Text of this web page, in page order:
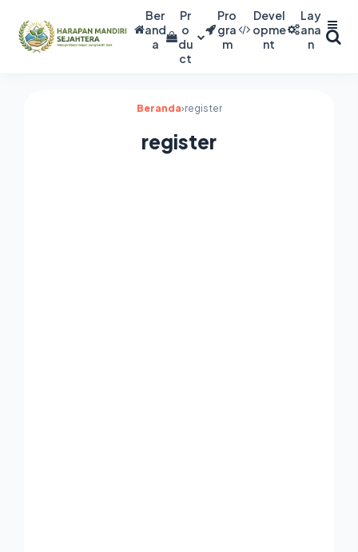
Ber
and
a
Pr
o
du
ct
Pro
gra
m
Devel
opme
nt
Lay
ana
n
Beranda›register
register